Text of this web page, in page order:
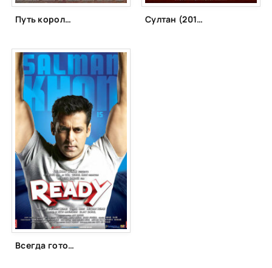
Путь короля (2011) Султан (2016)
Всегда готов! (2011)